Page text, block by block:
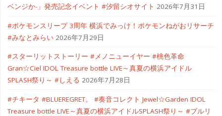
ベンジか-」発売記念イベント #汐留シオサイト 2026年7月31日
#ポケモンスリープ 3周年 横浜でみっけ！ポケモンねがおリサーチ
#みなとみらい 2026年7月29日
#スターリットストーリー #メノニューイヤー #桃色革命
Gran☆Ciel IDOL Treasure bottle LIVE～真夏の横浜アイドル
SPLASH祭り～ #しえる 2026年7月28日
#チキータ #BLUEREGRET。 #奏音コレクト Jewel☆Garden IDOL
Treasure bottle LIVE～真夏の横浜アイドルSPLASH祭り～ #ブルリ